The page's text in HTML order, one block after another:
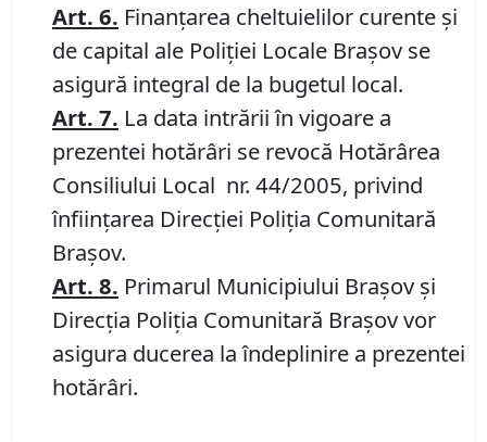
Art. 6. Finanțarea cheltuielilor curente și
de capital ale Poliției Locale Brașov se
asigură integral de la bugetul local.
Art. 7. La data intrării în vigoare a
prezentei hotărâri se revocă Hotărârea
Consiliului Local nr. 44/2005, privind
înfiinţarea Direcţiei Poliţia Comunitară
Braşov.
Art. 8. Primarul Municipiului Braşov şi
Direcţia Poliţia Comunitară Braşov vor
asigura ducerea la îndeplinire a prezentei
hotărâri.